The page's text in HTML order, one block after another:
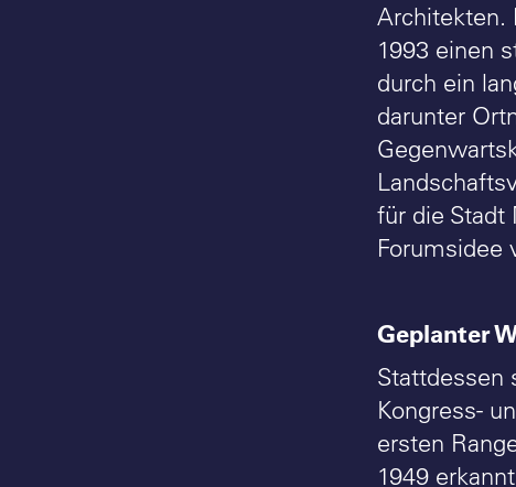
Architekten.
1993 einen
durch ein
darunter
für die Stadt
Forumsidee
Geplanter
Stattdessen
Kongress-
ersten
1949